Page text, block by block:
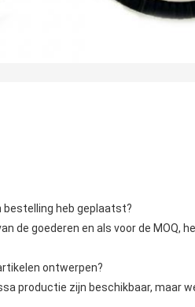
bestelling heb geplaatst?
de goederen en als voor de MOQ,
ontwerpen?
productie zijn beschikbaar, maar